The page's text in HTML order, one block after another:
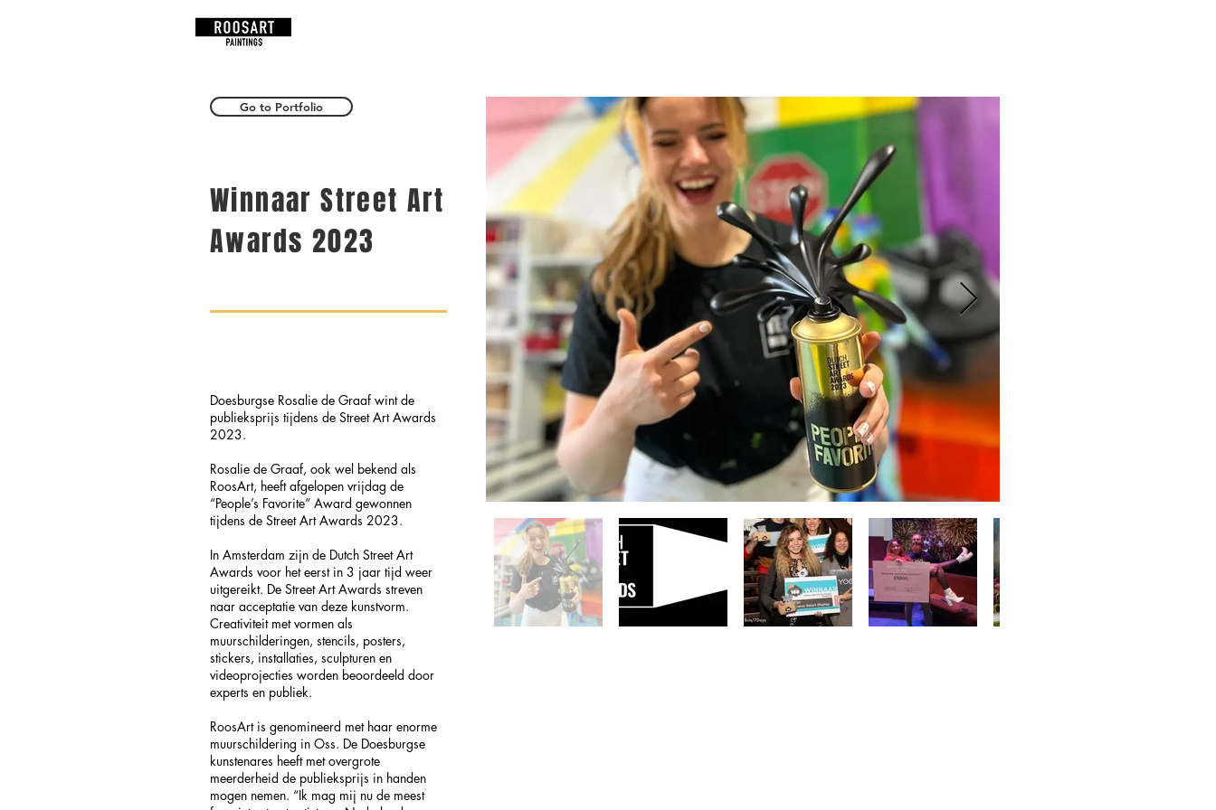
RoosArt
Go to Portfolio
Winnaar Street Art
Awards 2023
Doesburgse Rosalie de Graaf wint de
publieksprijs tijdens de Street Art Awards
2023.
​Rosalie de Graaf, ook wel bekend als
RoosArt, heeft afgelopen vrijdag de
“People’s Favorite” Award gewonnen
tijdens de Street Art Awards 2023.
In Amsterdam zijn de Dutch Street Art
Awards voor het eerst in 3 jaar tijd weer
uitgereikt. De Street Art Awards streven
naar acceptatie van deze kunstvorm.
Creativiteit met vormen als
muurschilderingen, stencils, posters,
stickers, installaties, sculpturen en
videoprojecties worden beoordeeld door
experts en publiek.
RoosArt is genomineerd met haar enorme
muurschildering in Oss. De Doesburgse
kunstenares heeft met overgrote
meerderheid de publieksprijs in handen
mogen nemen. “Ik mag mij nu de meest